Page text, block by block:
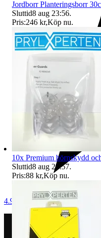
4.9
Jordborr Planteringsborr
Sluttid8 aug 23:56.
Pris:246 kr,Köp nu.
10x Premium hörnskydd
Sluttid8 aug 23:57.
Pris:88 kr,Köp nu.